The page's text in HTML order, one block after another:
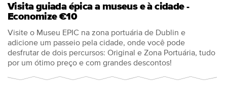
Visita guiada épica a museus e à cidade -
Economize €10
Visite o Museu EPIC na zona portuária de Dublin e
adicione um passeio pela cidade, onde você pode
desfrutar de dois percursos: Original e Zona Portuária, tudo
por um ótimo preço e com grandes descontos!